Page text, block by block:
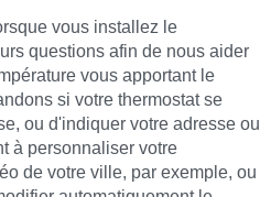
vous installez le
questions afin de nous aider
vous apportant le
si votre thermostat se
ou d'indiquer votre adresse ou
à personnaliser votre
de votre ville, par exemple, ou